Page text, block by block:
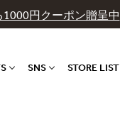
円クーポン贈呈中
SNS STORE LIST